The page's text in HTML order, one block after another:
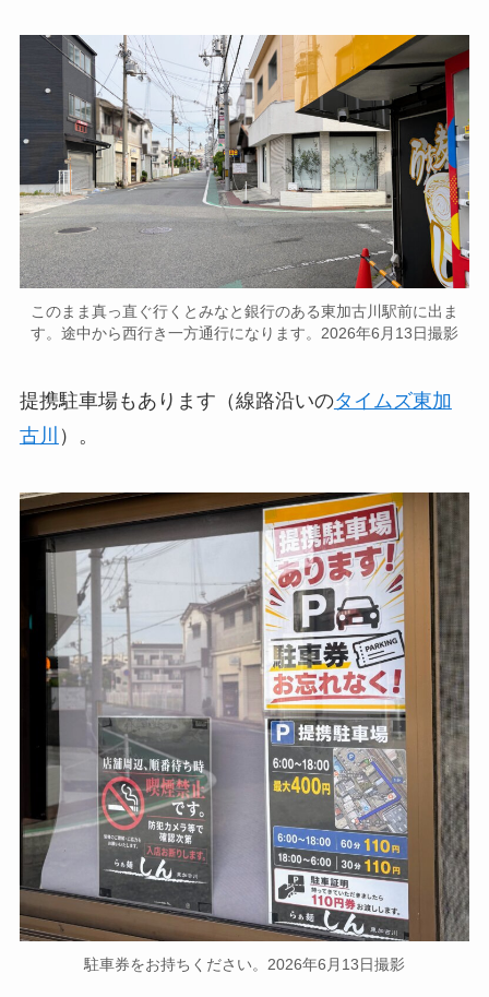
このまま真っ直ぐ行くとみなと銀行のある東加古川駅前に出ま
す。途中から西行き一方通行になります。2026年6月13日撮影
提携駐車場もあります（線路沿いのタイムズ東加
古川 ）。
駐車券をお持ちください。2026年6月13日撮影